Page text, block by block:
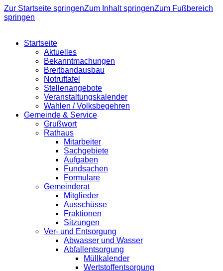
Zur Startseite springenZum Inhalt springenZum Fußbereich
springen
Startseite
Aktuelles
Bekanntmachungen
Breitbandausbau
Notruftafel
Stellenangebote
Veranstaltungskalender
Wahlen / Volksbegehren
Gemeinde & Service
Grußwort
Rathaus
Mitarbeiter
Sachgebiete
Aufgaben
Fundsachen
Formulare
Gemeinderat
Mitglieder
Ausschüsse
Fraktionen
Sitzungen
Ver- und Entsorgung
Abwasser und Wasser
Abfallentsorgung
Müllkalender
Wertstoffentsorgung